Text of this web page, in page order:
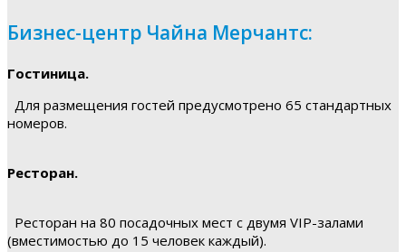
Бизнес-центр Чайна Мерчантс:
Гостиница.
Для размещения гостей предусмотрено 65 стандартных
номеров.
Ресторан.
Ресторан на 80 посадочных мест с двумя VIP-залами
(вместимостью до 15 человек каждый).